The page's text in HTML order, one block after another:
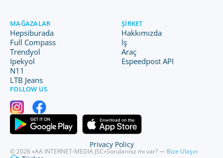
MAĞAZALAR
Hepsiburada
Full Compass
Trendyol
Ipekyol
N11
LTB Jeans
ŞIRKET
Hakkımızda
İş
Araç
Espeedpost API
FOLLOW US
© 2026 «AA INTERNET-MEDIA JSC»Sorularınız mı var? — Bize Ulaşın
Privacy Policy